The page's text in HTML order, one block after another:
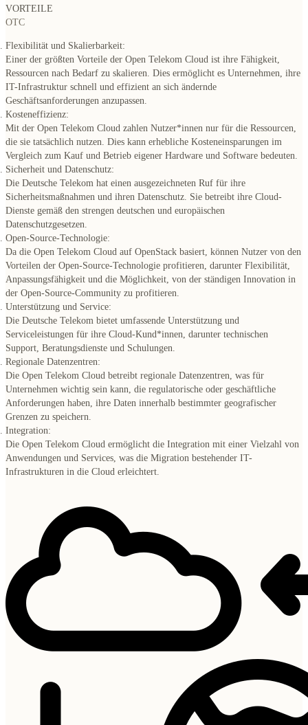
VORTEILE
OTC
Flexibilität und Skalierbarkeit:
Einer der größten Vorteile der Open Telekom Cloud ist ihre Fähigkeit,
Ressourcen nach Bedarf zu skalieren. Dies ermöglicht es Unternehmen, ihre
IT-Infrastruktur schnell und effizient an sich ändernde
Geschäftsanforderungen anzupassen.
Kosteneffizienz:
Mit der Open Telekom Cloud zahlen Nutzer*innen nur für die Ressourcen,
die sie tatsächlich nutzen. Dies kann erhebliche Kosteneinsparungen im
Vergleich zum Kauf und Betrieb eigener Hardware und Software bedeuten.
Sicherheit und Datenschutz:
Die Deutsche Telekom hat einen ausgezeichneten Ruf für ihre
Sicherheitsmaßnahmen und ihren Datenschutz. Sie betreibt ihre Cloud-
Dienste gemäß den strengen deutschen und europäischen
Datenschutzgesetzen.
Open-Source-Technologie:
Da die Open Telekom Cloud auf OpenStack basiert, können Nutzer von den
Vorteilen der Open-Source-Technologie profitieren, darunter Flexibilität,
Anpassungsfähigkeit und die Möglichkeit, von der ständigen Innovation in
der Open-Source-Community zu profitieren.
Unterstützung und Service:
Die Deutsche Telekom bietet umfassende Unterstützung und
Serviceleistungen für ihre Cloud-Kund*innen, darunter technischen
Support, Beratungsdienste und Schulungen.
Regionale Datenzentren:
Die Open Telekom Cloud betreibt regionale Datenzentren, was für
Unternehmen wichtig sein kann, die regulatorische oder geschäftliche
Anforderungen haben, ihre Daten innerhalb bestimmter geografischer
Grenzen zu speichern.
Integration:
Die Open Telekom Cloud ermöglicht die Integration mit einer Vielzahl von
Anwendungen und Services, was die Migration bestehender IT-
Infrastrukturen in die Cloud erleichtert.